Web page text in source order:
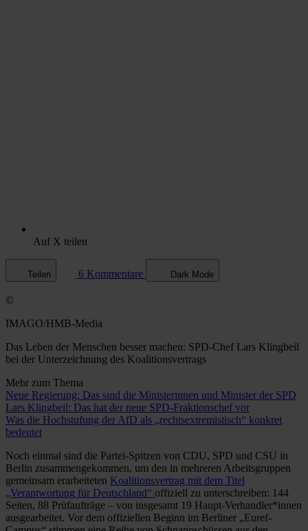
Auf X teilen
Teilen 6 Kommentare Dark Mode
©
IMAGO/HMB-Media
Das Leben der Menschen besser machen: SPD-Chef Lars Klingbeil
bei der Unterzeichnung des Koalitionsvertrags
Mehr zum Thema
Neue Regierung: Das sind die Ministerinnen und Minister der SPD
Lars Klingbeil: Das hat der neue SPD-Fraktionschef vor
Was die Hochstufung der AfD als „rechtsextremistisch“ konkret
bedeutet
Noch einmal sind die Partei-Spitzen von CDU, SPD und CSU in
Berlin zusammengekommen, um den in mehreren Arbeitsgruppen
gemeinsam erarbeiteten Koalitionsvertrag mit dem Titel
„Verantwortung für Deutschland“ offiziell zu unterschreiben: 144
Seiten, 88 Prüfaufträge – von insgesamt 19 Haupt-Verhandler*innen
ausgearbeitet. Vor dem offiziellen Beginn im Berliner „Euref-